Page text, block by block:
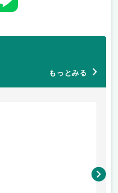
もっとみる
長